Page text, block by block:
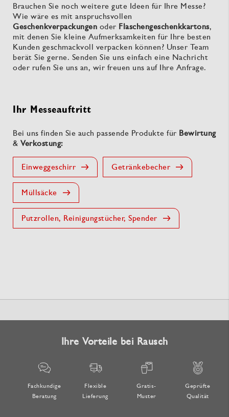
Brauchen Sie noch weitere gute Ideen für Ihre Messe?
Wie wäre es mit anspruchsvollen
Geschenkverpackungen oder Flaschengeschenkkartons,
mit denen Sie kleine Aufmerksamkeiten für Ihre besten
Kunden geschmackvoll verpacken können? Unser Team
berät Sie gerne. Senden Sie uns einfach eine Nachricht
oder rufen Sie uns an, wir freuen uns auf Ihre Anfrage.
Ihr Messeauftritt
Bei uns finden Sie auch passende Produkte für Bewirtung
& Verkostung:
Einweggeschirr Getränkebecher
Müllsäcke
Putzrollen, Reinigungstücher, Spender
Ihre Vorteile bei Rausch
Fachkundige
Beratung
Flexible
Lieferung
Gratis-
Muster
Geprüfte
Qualität